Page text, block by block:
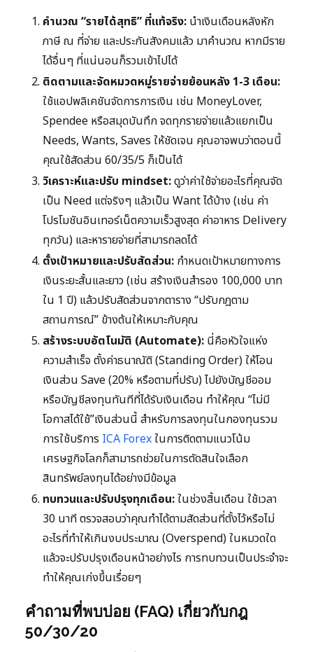
คำนวณ “รายได้สุทธิ” ที่แท้จริง: นำเงินเดือนหลังหัก
ภาษี ณ ที่จ่าย และประกันสังคมแล้ว มาคำนวณ หากมีราย
ได้อื่นๆ ที่แน่นอนก็รวมเข้าไปได้
ติดตามและจัดหมวดหมู่รายจ่ายย้อนหลัง 1-3 เดือน:
ใช้แอปพลิเคชันจัดการการเงิน เช่น MoneyLover,
Spendee หรือสมุดบันทึก จดทุกรายจ่ายแล้วแยกเป็น
Needs, Wants, Saves ให้ชัดเจน คุณอาจพบว่าตอนนี้
คุณใช้สัดส่วน 60/35/5 ก็เป็นได้
วิเคราะห์และปรับ mindset:ดูว่าค่าใช้จ่ายอะไรที่คุณจัด
เป็น Need แต่จริงๆ แล้วเป็น Want ได้บ้าง (เช่น ค่า
โปรโมชันอินเทอร์เน็ตความเร็วสูงสุด ค่าอาหาร Delivery
ทุกวัน) และหารายจ่ายที่สามารถลดได้
ตั้งเป้าหมายและปรับสัดส่วน: กำหนดเป้าหมายทางการ
เงินระยะสั้นและยาว (เช่น สร้างเงินสำรอง 100,000 บาท
ใน 1 ปี) แล้วปรับสัดส่วนจากตาราง “ปรับกฎตาม
สถานการณ์” ข้างต้นให้เหมาะกับคุณ
สร้างระบบอัตโนมัติ (Automate): นี่คือหัวใจแห่ง
ความสำเร็จ ตั้งค่าธนาณัติ (Standing Order) ให้โอน
เงินส่วน Save (20% หรือตามที่ปรับ) ไปยังบัญชีออม
หรือบัญชีลงทุนทันทีที่ได้รับเงินเดือน ทำให้คุณ “ไม่มี
โอกาสได้ใช้”เงินส่วนนี้ สำหรับการลงทุนในกองทุนรวม
การใช้บริการ ICA Forexในการติดตามแนวโน้ม
เศรษฐกิจโลกก็สามารถช่วยในการตัดสินใจเลือก
สินทรัพย์ลงทุนได้อย่างมีข้อมูล
ทบทวนและปรับปรุงทุกเดือน:ในช่วงสิ้นเดือน ใช้เวลา
30 นาที ตรวจสอบว่าคุณทำได้ตามสัดส่วนที่ตั้งไว้หรือไม่
อะไรที่ทำให้เกินงบประมาณ (Overspend) ในหมวดใด
แล้วจะปรับปรุงเดือนหน้าอย่างไร การทบทวนเป็นประจำจะ
ทำให้คุณเก่งขึ้นเรื่อยๆ
คำถามที่พบบ่อย (FAQ) เกี่ยวกับกฎ
50/30/20